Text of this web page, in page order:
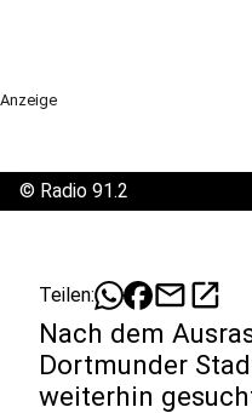
Anzeige
© Radio 91.2
Teilen: mailopen_in_new
Nach dem
Dortmunder
weiterhin